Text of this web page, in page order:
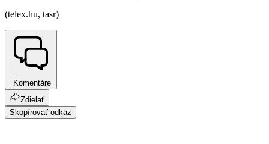
(telex.hu, tasr)
Komentáre
Zdielať
Skopírovať odkaz